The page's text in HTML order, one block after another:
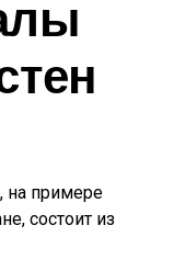
на примере
состоит из